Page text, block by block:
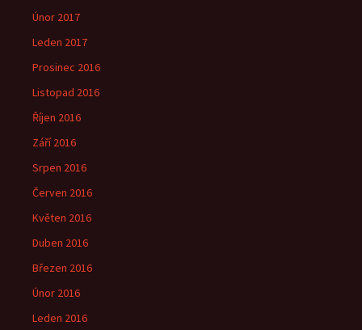
Únor 2017
Leden 2017
Prosinec 2016
Listopad 2016
Říjen 2016
Září 2016
Srpen 2016
Červen 2016
Květen 2016
Duben 2016
Březen 2016
Únor 2016
Leden 2016